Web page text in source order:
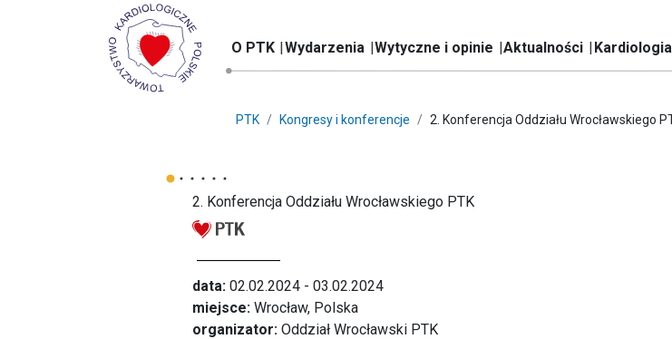
O PTK Wydarzenia Wytyczne i opinie Aktualności
PTK Kongresy i konferencje 2. Konferencja Oddziału Wrocławskiego
2. Konferencja Oddziału Wrocławskiego PTK
data: 02.02.2024 - 03.02.2024
miejsce: Wrocław, Polska
organizator: Oddział Wrocławski PTK